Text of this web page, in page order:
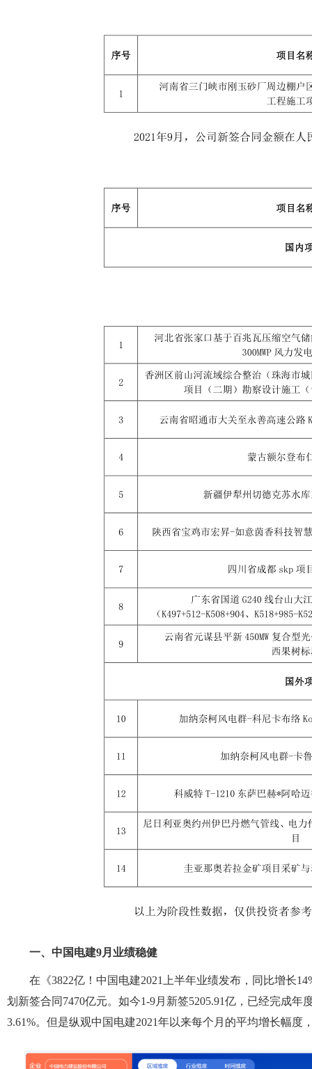
一、中国电建9月业绩稳健
在《3822亿！中国电建2021上半年业绩发布，同比增长
划新签合同7470亿元。如今1-9月新签5205.91亿，已经完成
3.61%。但是纵观中国电建2021年以来每个月的平均增长幅